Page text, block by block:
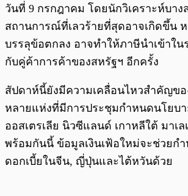
วันที่ 9 กรกฎาคม โดยนักวิเคราะห์บาง
สถานการณ์ที่เลวร้ายที่สุดอาจเกิดขึ้น
บรรลุข้อตกลง อาจทำให้ภาษีนำเข้าใน
กับคู่ค้าการค้าของสหรัฐฯ อีกครั้ง
สัปดาห์นี้ยังมีความเคลื่อนไหวสำคัญขอ
หลายแห่งที่มีการประชุมกำหนดนโยบา
ออสเตรเลีย นิวซีแลนด์ เกาหลีใต้ มาเล
พร้อมกันนี้ ข้อมูลเงินเฟ้อใหม่จะช่วยก
ดอกเบี้ยในจีน, ญี่ปุ่นและไต้หวันด้วย